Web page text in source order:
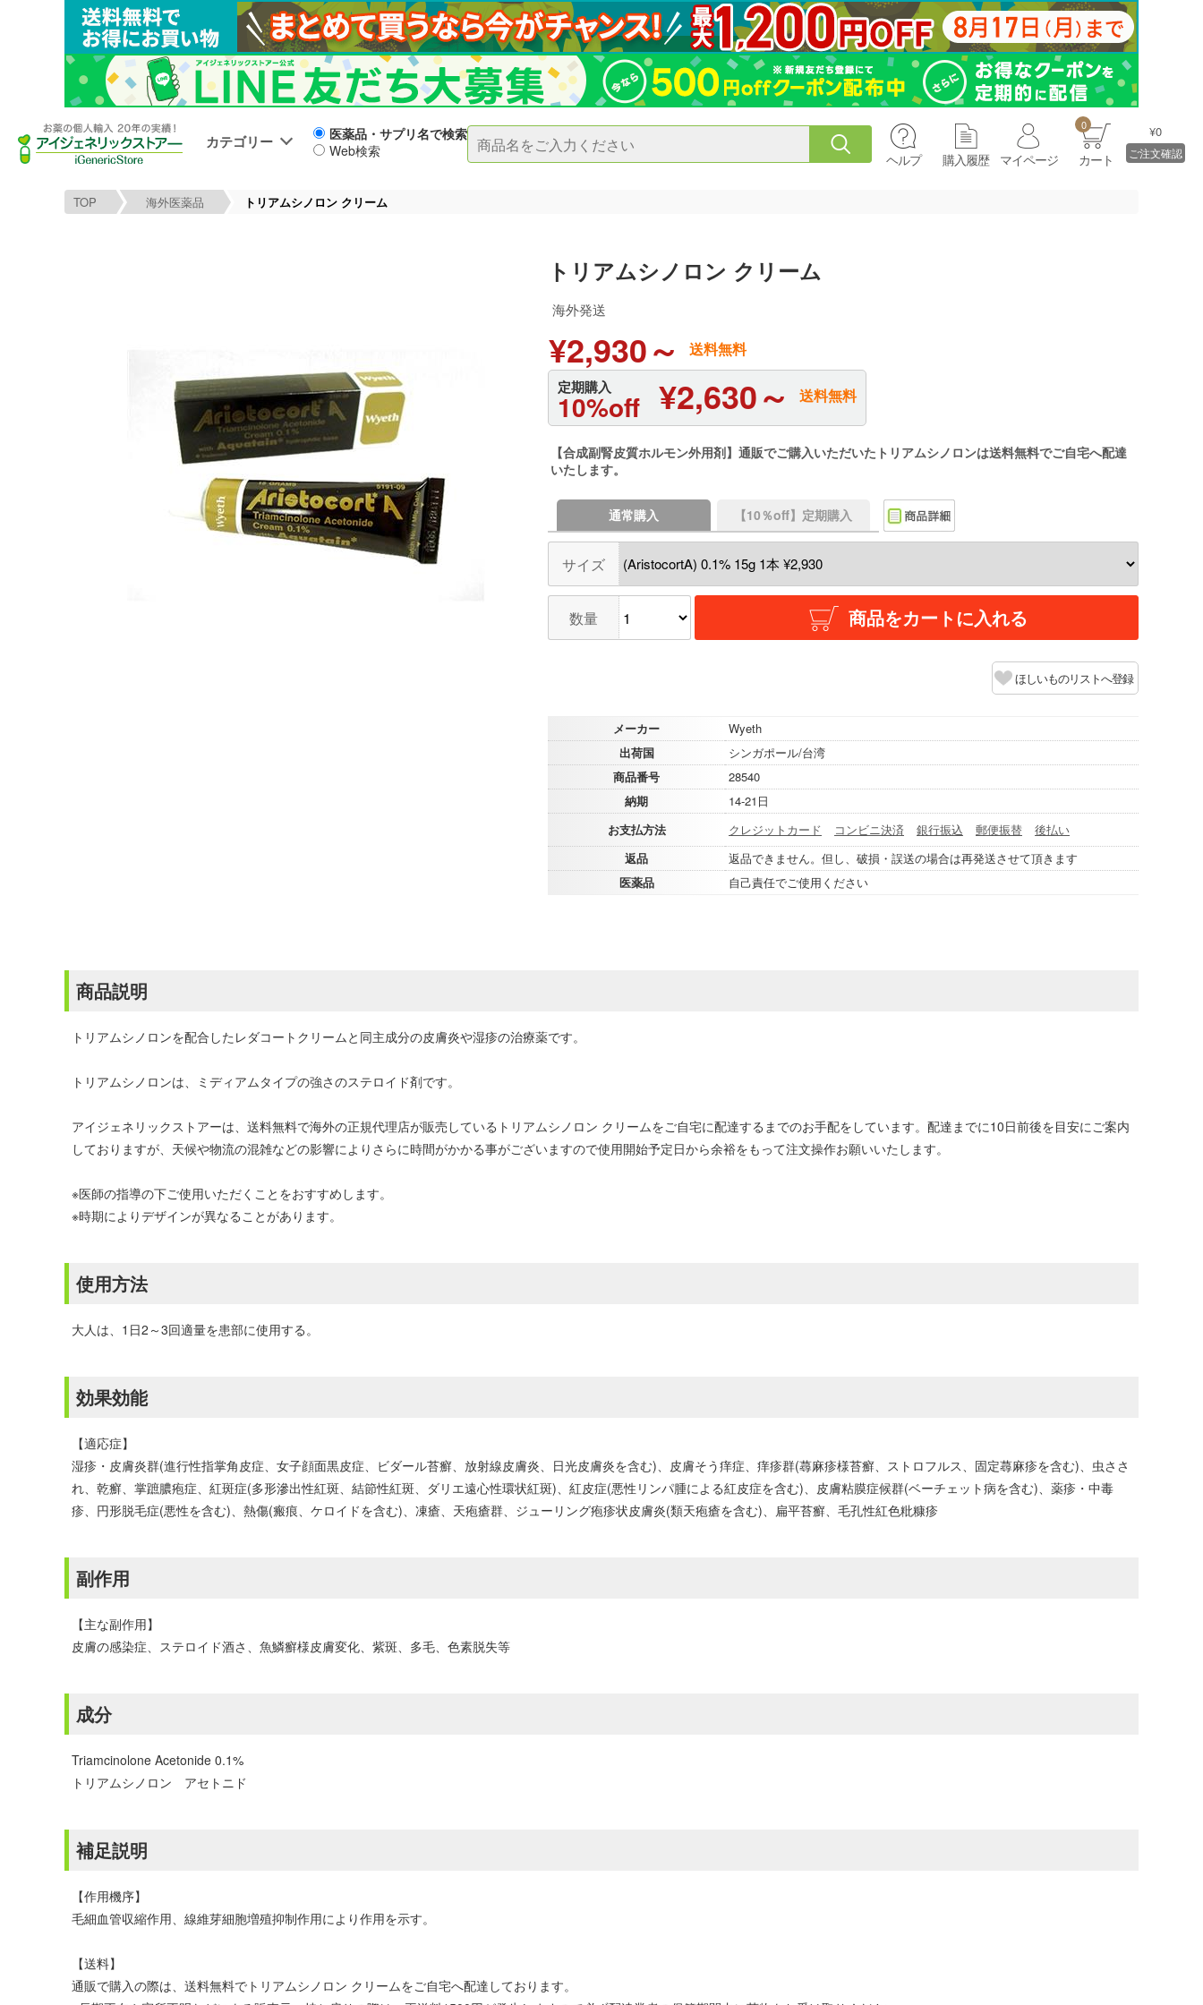
カテゴリー
医薬品・サプリ名で検索
Web検索
ヘルプ 購入履歴 マイページ
0
カート
¥0
ご注文確認
TOP 海外医薬品 トリアムシノロン クリーム
トリアムシノロン クリーム
海外発送
¥2,930～ 送料無料
定期購入
10%off ¥2,630～ 送料無料
【合成副腎皮質ホルモン外用剤】通販でご購入いただいたトリアムシノロンは送料無料でご自宅へ配達
いたします。
通常購入 【10％off】定期購入
サイズ
数量 商品をカートに入れる
ほしいものリストへ登録
メーカー
Wyeth
出荷国
シンガポール/台湾
商品番号
28540
納期
14-21日
お支払方法
クレジットカード コンビニ決済 銀行振込 郵便振替
後払い
返品
返品できません。但し、破損・誤送の場合は再発送させて頂きます
医薬品
自己責任でご使用ください
商品説明
トリアムシノロンを配合したレダコートクリームと同主成分の皮膚炎や湿疹の治療薬です。
トリアムシノロンは、ミディアムタイプの強さのステロイド剤です。
アイジェネリックストアーは、送料無料で海外の正規代理店が販売しているトリアムシノロン クリームをご自宅に配達するまでのお手配をしています。配達までに10日前後を目安にご案内
しておりますが、天候や物流の混雑などの影響によりさらに時間がかかる事がございますので使用開始予定日から余裕をもって注文操作お願いいたします。
※医師の指導の下ご使用いただくことをおすすめします。
※時期によりデザインが異なることがあります。
使用方法
大人は、1日2～3回適量を患部に使用する。
効果効能
【適応症】
湿疹・皮膚炎群(進行性指掌角皮症、女子顔面黒皮症、ビダール苔癬、放射線皮膚炎、日光皮膚炎を含む)、皮膚そう痒症、痒疹群(蕁麻疹様苔癬、ストロフルス、固定蕁麻疹を含む)、虫ささ
れ、乾癬、掌蹠膿疱症、紅斑症(多形滲出性紅斑、結節性紅斑、ダリエ遠心性環状紅斑)、紅皮症(悪性リンパ腫による紅皮症を含む)、皮膚粘膜症候群(ベーチェット病を含む)、薬疹・中毒
疹、円形脱毛症(悪性を含む)、熱傷(瘢痕、ケロイドを含む)、凍瘡、天疱瘡群、ジューリング疱疹状皮膚炎(類天疱瘡を含む)、扁平苔癬、毛孔性紅色粃糠疹
副作用
【主な副作用】
皮膚の感染症、ステロイド酒さ、魚鱗癬様皮膚変化、紫斑、多毛、色素脱失等
成分
Triamcinolone Acetonide 0.1%
トリアムシノロン アセトニド
補足説明
【作用機序】
毛細血管収縮作用、線維芽細胞増殖抑制作用により作用を示す。
【送料】
通販で購入の際は、送料無料でトリアムシノロン クリームをご自宅へ配達しております。